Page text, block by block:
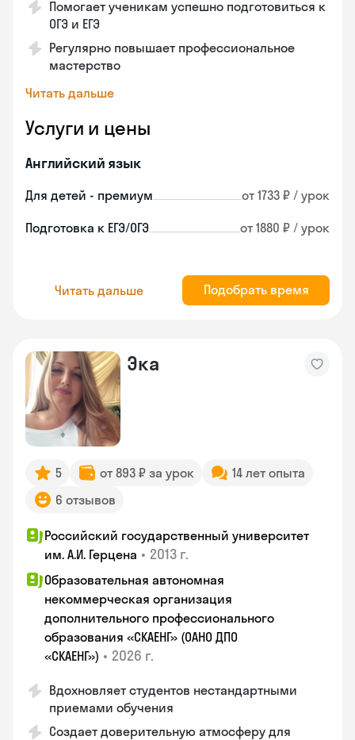
Помогает ученикам успешно подготовиться к
ОГЭ и ЕГЭ
Регулярно повышает профессиональное
мастерство
Читать дальше
Услуги и цены
Английский язык
Для детей - премиум от 1733 ₽ / урок
Подготовка к ЕГЭ/ОГЭ от 1880 ₽ / урок
Читать дальше Подобрать время
Эка
5 от 893 ₽ за урок
14 лет опыта
6 отзывов
Российский государственный университет
им. А.И. Герцена • 2013 г.
Образовательная автономная
некоммерческая организация
дополнительного профессионального
образования «СКАЕНГ» (ОАНО ДПО
«СКАЕНГ») • 2026 г.
Вдохновляет студентов нестандартными
приемами обучения
Создает доверительную атмосферу для